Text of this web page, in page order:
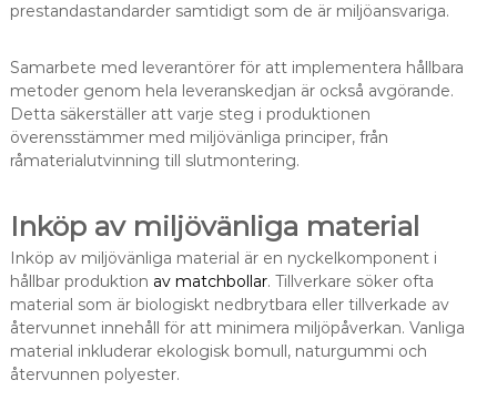
prestandastandarder samtidigt som de är miljöansvariga.
Samarbete med leverantörer för att implementera hållbara
metoder genom hela leveranskedjan är också avgörande.
Detta säkerställer att varje steg i produktionen
överensstämmer med miljövänliga principer, från
råmaterialutvinning till slutmontering.
Inköp av miljövänliga material
Inköp av miljövänliga material är en nyckelkomponent i
hållbar produktion av matchbollar. Tillverkare söker ofta
material som är biologiskt nedbrytbara eller tillverkade av
återvunnet innehåll för att minimera miljöpåverkan. Vanliga
material inkluderar ekologisk bomull, naturgummi och
återvunnen polyester.